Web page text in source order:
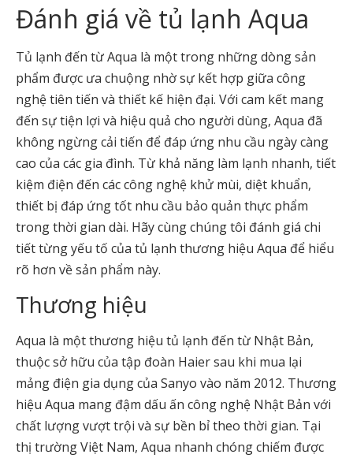
Đánh giá về tủ lạnh Aqua
Tủ lạnh đến từ Aqua là một trong những dòng sản
phẩm được ưa chuộng nhờ sự kết hợp giữa công
nghệ tiên tiến và thiết kế hiện đại. Với cam kết mang
đến sự tiện lợi và hiệu quả cho người dùng, Aqua đã
không ngừng cải tiến để đáp ứng nhu cầu ngày càng
cao của các gia đình. Từ khả năng làm lạnh nhanh, tiết
kiệm điện đến các công nghệ khử mùi, diệt khuẩn,
thiết bị đáp ứng tốt nhu cầu bảo quản thực phẩm
trong thời gian dài. Hãy cùng chúng tôi đánh giá chi
tiết từng yếu tố của tủ lạnh thương hiệu Aqua để hiểu
rõ hơn về sản phẩm này.
Thương hiệu
Aqua là một thương hiệu tủ lạnh đến từ Nhật Bản,
thuộc sở hữu của tập đoàn Haier sau khi mua lại
mảng điện gia dụng của Sanyo vào năm 2012. Thương
hiệu Aqua mang đậm dấu ấn công nghệ Nhật Bản với
chất lượng vượt trội và sự bền bỉ theo thời gian. Tại
thị trường Việt Nam, Aqua nhanh chóng chiếm được